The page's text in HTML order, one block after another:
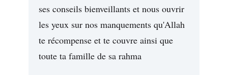
ses conseils bienveillants et nous ouvrir
les yeux sur nos manquements qu'Allah
te récompense et te couvre ainsi que
toute ta famille de sa rahma